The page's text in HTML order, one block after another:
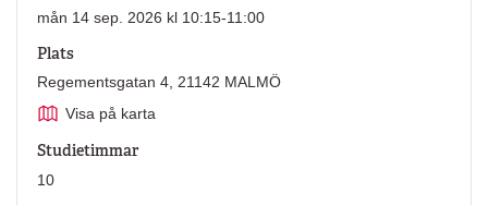
mån 14 sep. 2026 kl 10:15-11:00
Plats
Regementsgatan 4, 21142 MALMÖ
Visa på karta
Studietimmar
10